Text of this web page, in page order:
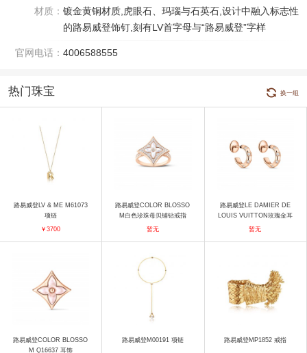
材质： 镀金黄铜材质,虎眼石、玛瑙与石英石,设计中融入标志性
的路易威登饰钉,刻有LV首字母与“路易威登”字样
官网电话： 4006588555
热门珠宝 换一组
路易威登LV & ME M61073
项链
￥3700
路易威登COLOR BLOSSO
M白色珍珠母贝铺钻戒指
戒指
暂无
路易威登LE DAMIER DE
LOUIS VUITTON玫瑰金耳
饰 耳饰
暂无
路易威登COLOR BLOSSO
M Q16637 耳饰
路易威登M00191 项链 路易威登MP1852 戒指